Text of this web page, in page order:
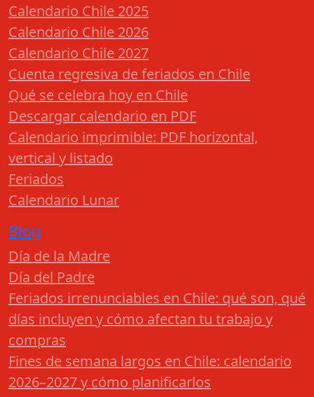
Calendario Chile 2025
Calendario Chile 2026
Calendario Chile 2027
Cuenta regresiva de feriados en Chile
Qué se celebra hoy en Chile
Descargar calendario en PDF
Calendario imprimible: PDF horizontal,
vertical y listado
Feriados
Calendario Lunar
Blog
Día de la Madre
Día del Padre
Feriados irrenunciables en Chile: qué son, qué
días incluyen y cómo afectan tu trabajo y
compras
Fines de semana largos en Chile: calendario
2026–2027 y cómo planificarlos